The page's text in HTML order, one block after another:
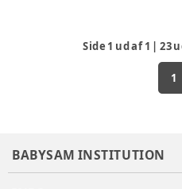
Side 1 ud af1 |23
1
BABYSAM INSTITUTION